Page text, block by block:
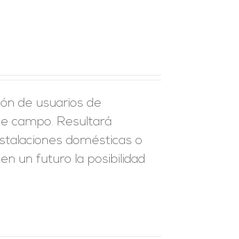
de usuarios de
campo. Resultará
domésticas o
un futuro la posibilidad